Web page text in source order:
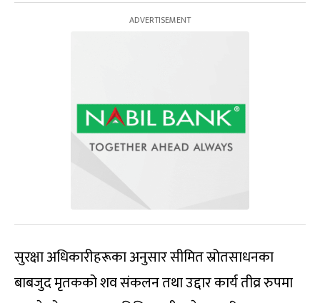
सुरक्षा अधिकारीहरूका अनुसार सीमित स्रोतसाधनका
बाबजुद मृतकको शव संकलन तथा उद्दार कार्य तीव्र रुपमा